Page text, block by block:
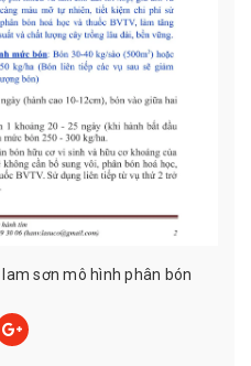
lam sơn mô hình phân bón